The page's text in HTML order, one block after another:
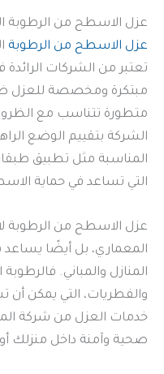
عزل الاسطح من الرطوبة
عزل الاسطح من الرطوبة
تعتبر من الشركات
مبتكرة ومخصصة للعزل
متطورة تتناسب مع
الشركة بتقييم الوضع
المناسبة مثل تطبيق
التي تساعد في حماية
عزل الاسطح من الرطوبة
المعماري، بل أيضًا
المنازل والمباني.
والفطريات، التي يمكن
خدمات العزل من شركة
صحية وآمنة داخل منزلك